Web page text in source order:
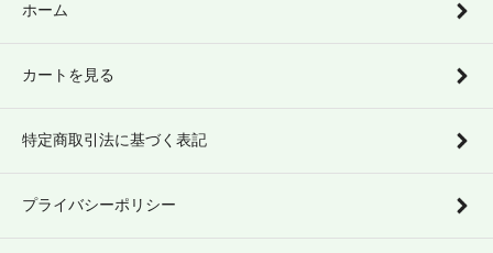
ホーム
カートを見る
特定商取引法に基づく表記
プライバシーポリシー